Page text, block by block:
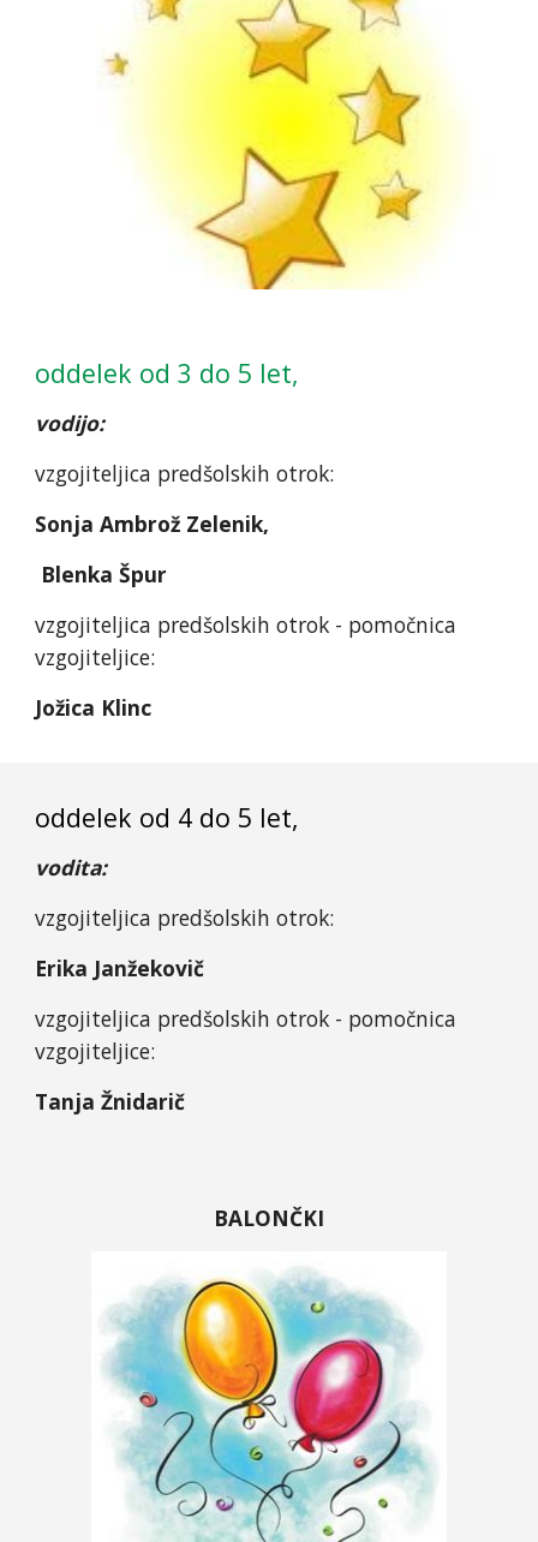
oddelek od 3 do 5 let,
vodijo:
vzgojiteljica predšolskih otrok:
Sonja Ambrož Zelenik,
Blenka Špur
vzgojiteljica predšolskih otrok - pomočnica
vzgojiteljice:
Jožica Klinc
oddelek od 4 do 5 let,
vodita:
vzgojiteljica predšolskih otrok:
Erika Janžekovič
vzgojiteljica predšolskih otrok - pomočnica
vzgojiteljice:
Tanja Žnidarič
BALONČKI